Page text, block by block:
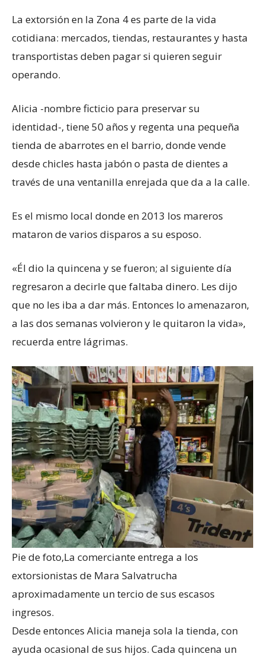
La extorsión en la Zona 4 es parte de la vida
cotidiana: mercados, tiendas, restaurantes y hasta
transportistas deben pagar si quieren seguir
operando.
Alicia -nombre ficticio para preservar su
identidad-, tiene 50 años y regenta una pequeña
tienda de abarrotes en el barrio, donde vende
desde chicles hasta jabón o pasta de dientes a
través de una ventanilla enrejada que da a la calle.
Es el mismo local donde en 2013 los mareros
mataron de varios disparos a su esposo.
«Él dio la quincena y se fueron; al siguiente día
regresaron a decirle que faltaba dinero. Les dijo
que no les iba a dar más. Entonces lo amenazaron,
a las dos semanas volvieron y le quitaron la vida»,
recuerda entre lágrimas.
Pie de foto,La comerciante entrega a los
extorsionistas de Mara Salvatrucha
aproximadamente un tercio de sus escasos
ingresos.
Desde entonces Alicia maneja sola la tienda, con
ayuda ocasional de sus hijos. Cada quincena un